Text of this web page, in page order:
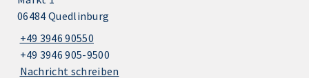
06484 Quedlinburg
+49 3946 90550
+49 3946 905-9500
Nachricht schreiben